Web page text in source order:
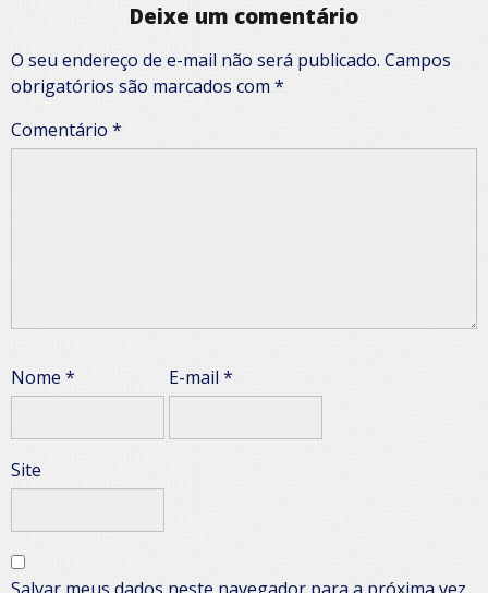
Deixe um comentário
O seu endereço de e-mail não será publicado. Campos
obrigatórios são marcados com *
Comentário *
Nome * E-mail *
Site